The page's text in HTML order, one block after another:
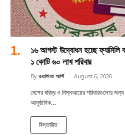
১৬ আগস্ট উদ্বোধন হচ্ছে ফ্যামিলি
১ কোটি ৬০ লাখ পরিবার
By ওয়াসিমা আর্শি August 6, 2026
দেশের দরিদ্র ও নিম্নআয়ের পরিবারগুলোর জন্য
আনুষ্ঠানিক…
বিস্তারিত